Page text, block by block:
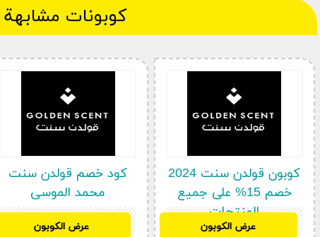
كوبونات مشابهة
كود خصم قولدن سنت
محمد الموسى
عرض الكوبون
كوبون قولدن سنت 2024
خصم 15% على جميع
المنتجات
عرض الكوبون